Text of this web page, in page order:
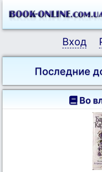
Вход
Последние
Во